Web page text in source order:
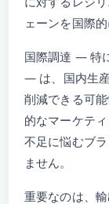
ェーンを国際
国際調達 — 特
— は、国内生
削減できる可
的なマーケテ
不足に悩むブ
ません。
重要なのは、